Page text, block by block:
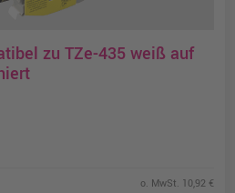
zu TZe-435 weiß auf
o. MwSt. 10,92 €